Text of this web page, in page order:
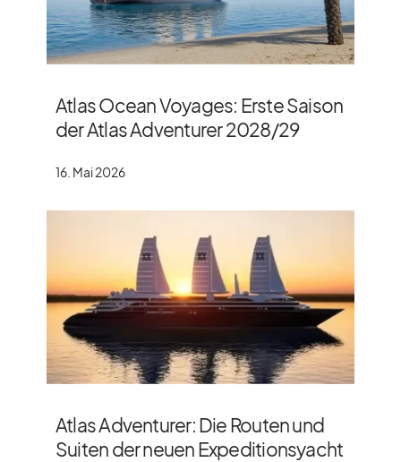
Atlas Ocean Voyages: Erste Saison
der Atlas Adventurer 2028/​29
16. Mai 2026
Atlas Adventurer: Die Routen und
Suiten der neuen Expeditionsyacht